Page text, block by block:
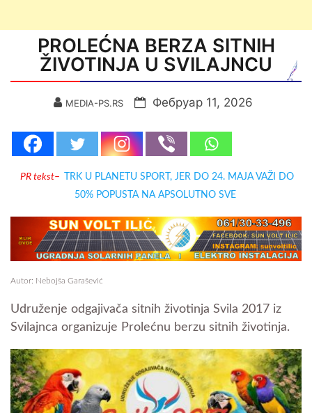
PROLEĆNA BERZA SITNIH
ŽIVOTINJA U SVILAJNCU
MEDIA-PS.RS Фебруар 11, 2026
PR tekst–
TRK U PLANETU SPORT, JER DO 24. MAJA VAŽI DO
50% POPUSTA NA APSOLUTNO SVE
Autor: Nebojša Garašević
Udruženje odgajivača sitnih životinja Svila 2017 iz
Svilajnca organizuje Prolećnu berzu sitnih životinja.